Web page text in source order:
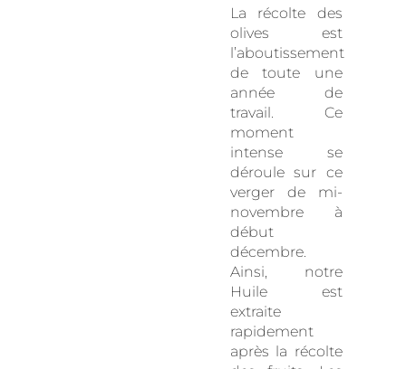
La récolte des
olives est
l’aboutissement
de toute une
année de
travail. Ce
moment
intense se
déroule sur ce
verger de mi-
novembre à
début
décembre.
Ainsi, notre
Huile est
extraite
rapidement
après la récolte